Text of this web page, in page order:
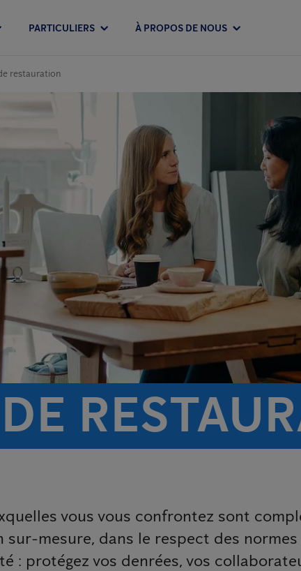
PARTICULIERS À PROPOS DE NOUS
restauration
vous vous confrontez sont
mesure, dans le respect des
: protégez vos denrées, vos